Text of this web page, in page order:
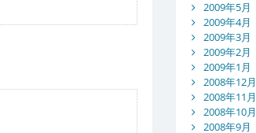
2009年5月
2009年4月
2009年3月
2009年2月
2009年1月
2008年12月
2008年11月
2008年10月
2008年9月